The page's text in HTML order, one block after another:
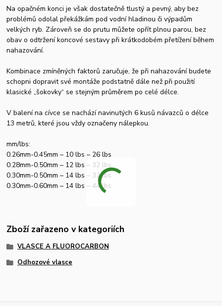
Na opačném konci je však dostatečně tlustý a pevný, aby bez
problémů odolal překážkám pod vodní hladinou či výpadům
velkých ryb. Zároveň se do prutu můžete opřít plnou parou, bez
obav o odtržení koncové sestavy při krátkodobém přetížení během
nahazování.
Kombinace zmíněných faktorů zaručuje, že při nahazování budete
schopni dopravit své montáže podstatně dále než při použití
klasické „šokovky“ se stejným průměrem po celé délce.
V balení na cívce se nachází navinutých 6 kusů návazců o délce
13 metrů, které jsou vždy označeny nálepkou.
mm/lbs:
0.26mm-0.45mm – 10 lbs – 26 lbs
0.28mm-0.50mm – 12 lbs – 32 lbs
0.30mm-0.50mm – 14 lbs – 32 lbs
0.30mm-0.60mm – 14 lbs – 44 lbs
Zboží zařazeno v kategoriích
VLASCE A FLUOROCARBON
Odhozové vlasce